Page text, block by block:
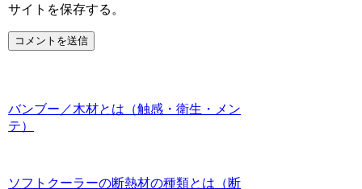
サイトを保存する。
バンブー／木材とは（触感・衛生・メン
テ）
ソフトクーラーの断熱材の種類とは（断